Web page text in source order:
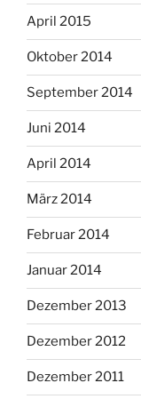
April 2015
Oktober 2014
September 2014
Juni 2014
April 2014
März 2014
Februar 2014
Januar 2014
Dezember 2013
Dezember 2012
Dezember 2011